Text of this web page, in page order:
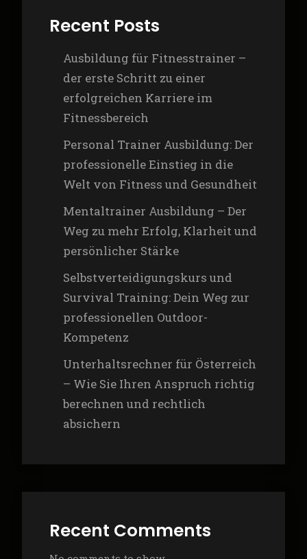
Recent Posts
Ausbildung für Fitnesstrainer –
der erste Schritt zu einer
erfolgreichen Karriere im
Fitnessbereich
Personal Trainer Ausbildung: Der
professionelle Einstieg in die
Welt von Fitness und Gesundheit
Mentaltrainer Ausbildung – Der
Weg zu mehr Erfolg, Klarheit und
persönlicher Stärke
Selbstverteidigungskurs und
Survival Training: Dein Weg zur
professionellen Outdoor-
Kompetenz
Unterhaltsrechner für Österreich
– Wie Sie Ihren Anspruch richtig
berechnen und rechtlich
absichern
Recent Comments